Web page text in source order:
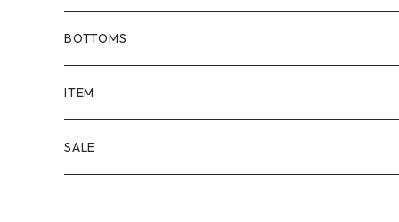
BOTTOMS
SHORTS
PANTS
ITEM
SALE